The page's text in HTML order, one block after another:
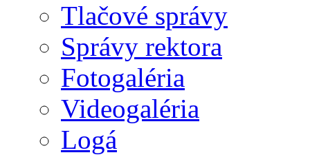
Tlačové správy
Správy rektora
Fotogaléria
Videogaléria
Logá